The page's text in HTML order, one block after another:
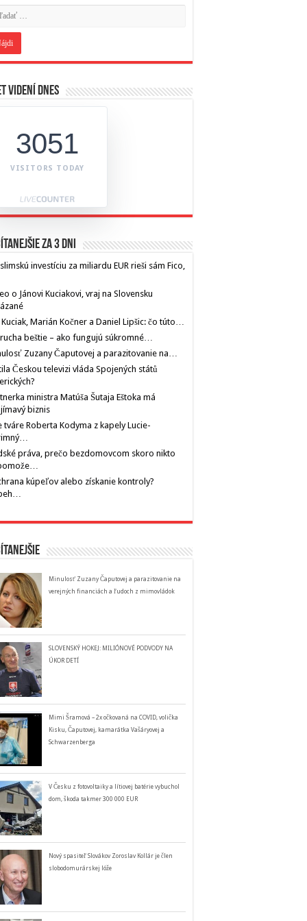
videní dnes
3051
VISITORS TODAY
za 3 dni
investíciu za miliardu EUR rieši sám Fico,
o Jánovi Kuciakovi, vraj na Slovensku
Kuciak, Marián Kočner a Daniel Lipšic: čo túto…
beštie – ako fungujú súkromné…
Zuzany Čaputovej a parazitovanie na…
Českou televizi vláda Spojených států
ministra Matúša Šutaja Eštoka má
biznis
tváre Roberta Kodyma z kapely Lucie-
práva, prečo bezdomovcom skoro nikto
kúpeľov alebo získanie kontroly?
Minulosť Zuzany Čaputovej a parazitovanie na
verejných financiách a ľudoch z mimovládok
SLOVENSKÝ HOKEJ: MILIÓNOVÉ PODVODY NA
ÚKOR DETÍ
Mimi Šramová – 2x očkovaná na COVID, volička
Kisku, Čaputovej, kamarátka Vašáryovej a
Schwarzenberga
V Česku z fotovoltaiky a lítiovej batérie vybuchol
dom, škoda takmer 300 000 EUR
Nový spasiteľ Slovákov Zoroslav Kollár je člen
slobodomurárskej lóže